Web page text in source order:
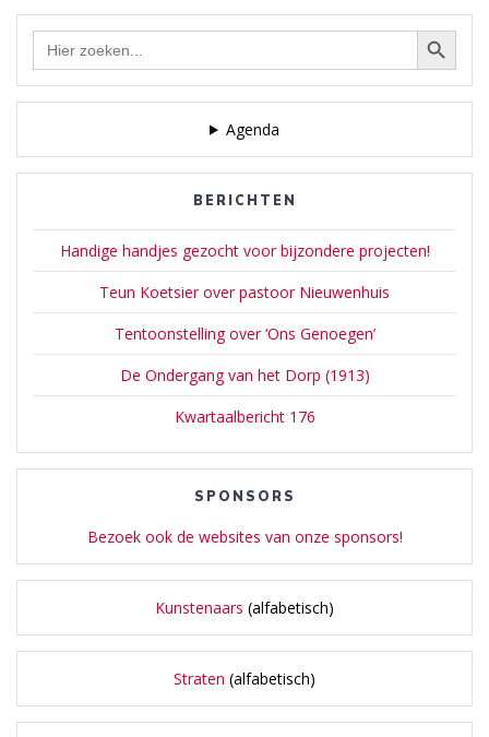
Zoek Zoekknop
Agenda
BERICHTEN
Handige handjes gezocht voor bijzondere projecten!
Teun Koetsier over pastoor Nieuwenhuis
Tentoonstelling over ‘Ons Genoegen’
De Ondergang van het Dorp (1913)
Kwartaalbericht 176
SPONSORS
Bezoek ook de websites van onze sponsors!
Kunstenaars (alfabetisch)
Straten (alfabetisch)